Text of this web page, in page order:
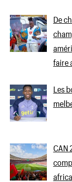
De
faire
Les
CAN